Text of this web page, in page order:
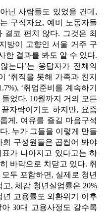
닌 사람들도 있었을 건데,
구직자요, 예비 노동자들
결코 편치 않다. 그것은 최
방이 고향인 서울 거주 구
한 결과를 봐도 알 수 있다.
는다’는 응답자가 전체의
‘취직을 못해 가족과 친지
‘취업준비를 계속하기
들었다. 10월까지 거의 모든
자락이기도 하지만, 요즘
게, 여유를 즐길 마음구석
. 누가 그들을 이렇게 만들
구성원들은 곱씹어 봐야
가 나아지고 있다고는 하
바닥으로 치닫고 있다. 취
두 포함하면, 실제로 청년
, 체감 청년실업률은 20%
고용률도 외환위기 이후
30대 고용사정도 갈수록